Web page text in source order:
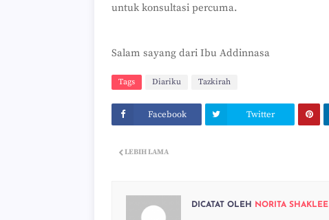
untuk konsultasi percuma.
Salam sayang dari Ibu Addinnasa
Tags Diariku Tazkirah
Facebook Twitter
LEBIH LAMA
DICATAT OLEH NORITA SHAKLEE